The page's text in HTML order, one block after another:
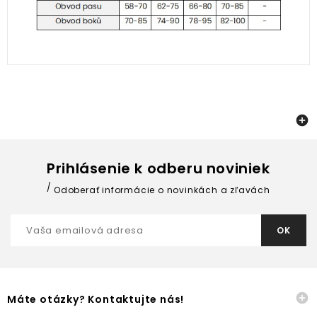

Prihlásenie k odberu noviniek
Odoberať informácie o novinkách a zľavách
Máte otázky? Kontaktujte nás! 